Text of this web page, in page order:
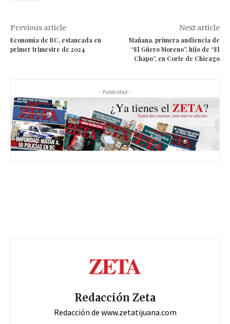
Previous article
Economía de BC, estancada en
primer trimestre de 2024
Next article
Mañana, primera audiencia de
“El Güero Moreno”, hijo de “El
Chapo”, en Corte de Chicago
- Publicidad -
Redacción Zeta
Redacción de www.zetatijuana.com